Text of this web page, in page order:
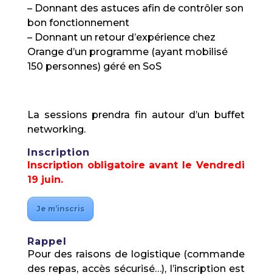
– Donnant des astuces afin de contrôler son
bon fonctionnement
– Donnant un retour d’expérience chez
Orange d’un programme (ayant mobilisé
150 personnes) géré en SoS
La sessions prendra fin autour d’un buffet
networking.
Inscription
Inscription obligatoire avant le Vendredi
19 juin.
Je m’inscris
Rappel
Pour des raisons de logistique (commande
des repas, accès sécurisé…), l’inscription est